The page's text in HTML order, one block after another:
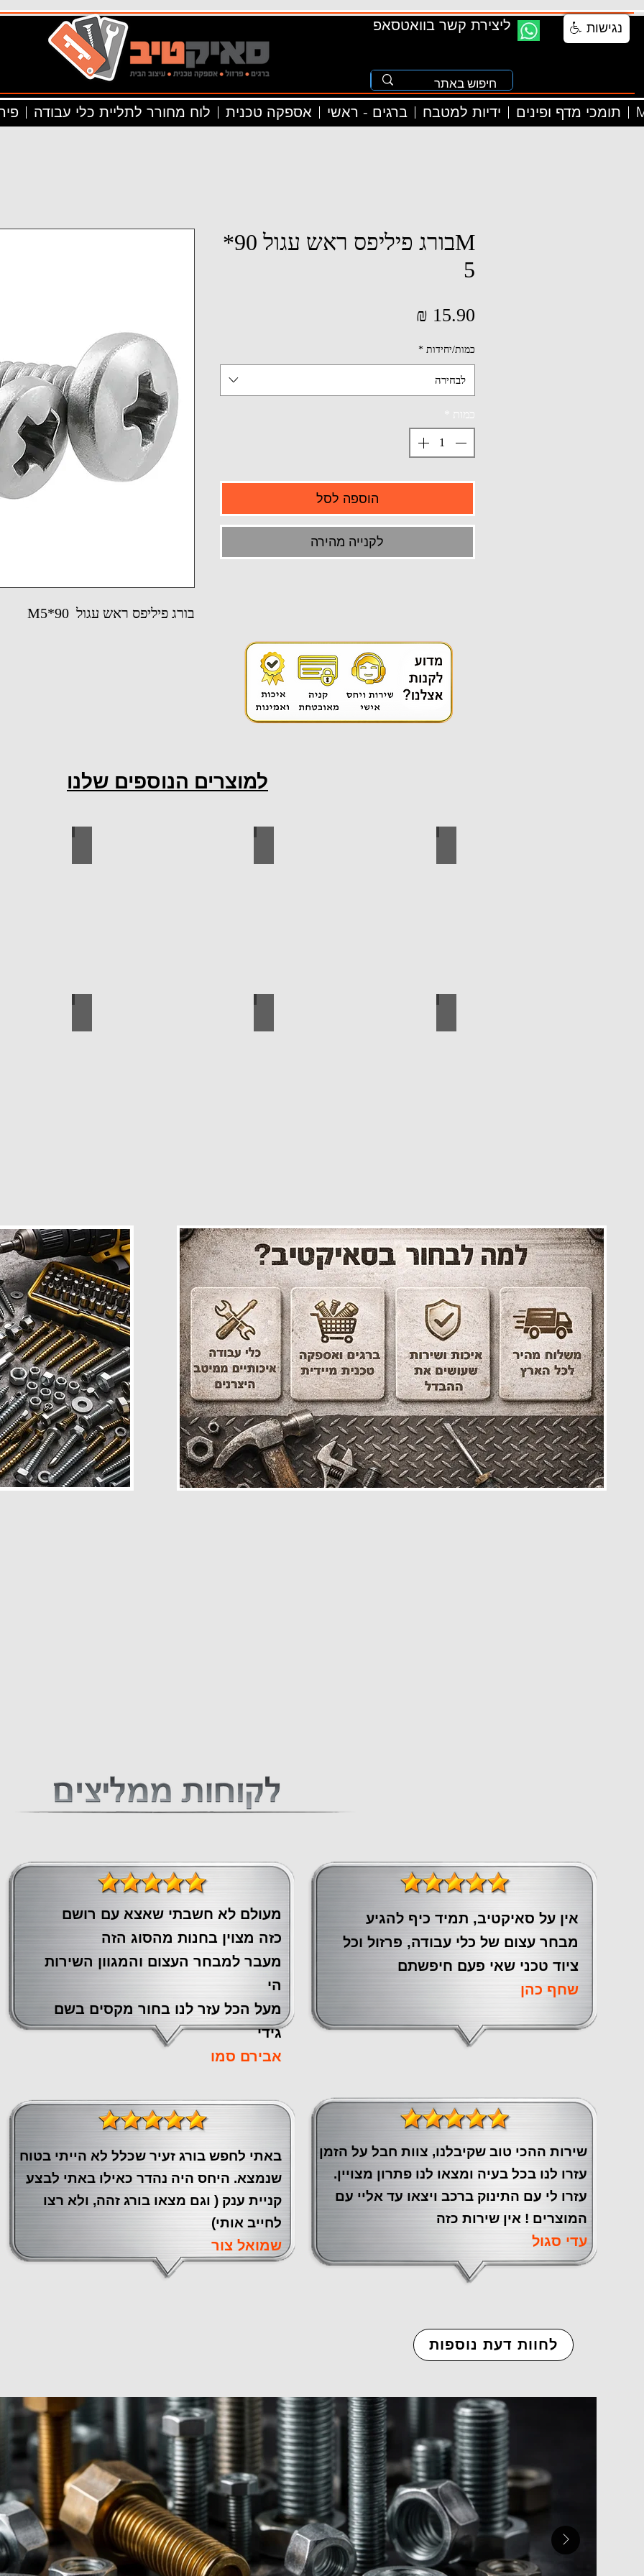
ליצירת קשר בוואטסאפ
לוח מחורר לתליית כלי עבודה אספקה טכנית ברגים - ראשי ידיות למטבח תומכי מדף ופינים
בורג פיליפס ראש עגול M5*90
Mבורג פיליפס ראש עגול 90*
5
כמות/יחידות *
לבחירה
כמות
הוספה לסל
לקנייה מהירה
למוצרים הנוספים שלנו
מעולם לא חשבתי שאצא עם רושם
כזה מצוין ‏בחנות מהסוג הזה
‏מעבר ‏למבחר העצום והמגוון השירות
הי
מעל הכל עזר לנו ‏בחור מקסים בשם
גידי
אבירם סמו
אין על סאיקטיב, תמיד כיף להגיע
מבחר עצום של כלי עבודה, פרזול וכל
ציוד טכני שאי פעם חיפשתם
שחף כהן
שירות ההכי טוב שקיבלנו, צוות חבל על הזמן
עזרו לנו בכל בעיה ומצאו לנו פתרון מצויין.
עזרו לי עם התינוק ברכב ויצאו עד אליי עם
המוצרים ! אין שירות כזה
עדי סגול
באתי לחפש בורג זעיר שכלל לא הייתי בטוח
שנמצא. היחס היה נהדר כאילו באתי לבצע
קניית ענק ( וגם מצאו בורג זהה, ולא רצו
לחייב אותי)
שמואל צור
לחוות דעת נוספות
נגישות